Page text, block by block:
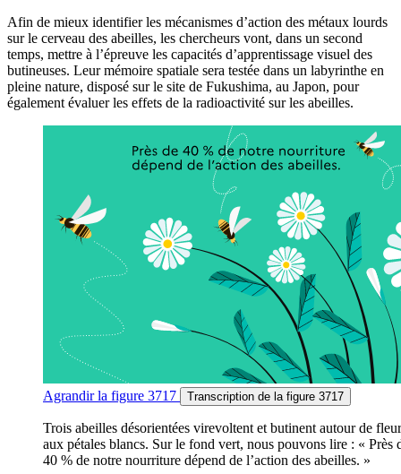
Afin de mieux identifier les mécanismes d’action des métaux lourds
sur le cerveau des abeilles, les chercheurs vont, dans un second
temps, mettre à l’épreuve les capacités d’apprentissage visuel des
butineuses. Leur mémoire spatiale sera testée dans un labyrinthe en
pleine nature, disposé sur le site de Fukushima, au Japon, pour
également évaluer les effets de la radioactivité sur les abeilles.
Agrandirla figure 3717 Transcription de la figure 3717
Trois abeilles désorientées virevoltent et butinent autour de
aux pétales blancs. Sur le fond vert, nous pouvons lire : « Près
40 % de notre nourriture dépend de l’action des abeilles. »